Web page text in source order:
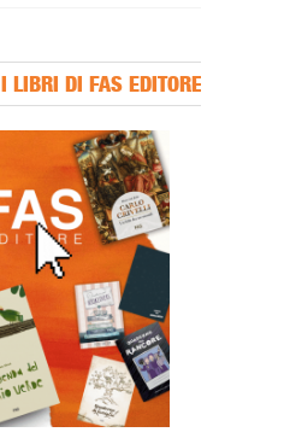
I LIBRI DI FAS EDITORE